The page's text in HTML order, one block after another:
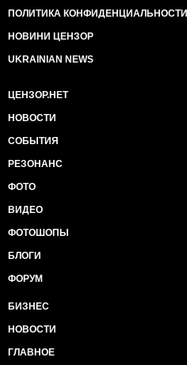
ПОЛИТИКА КОНФИДЕНЦИАЛЬНОСТИ
НОВИНИ ЦЕНЗОР
UKRAINIAN NEWS
ЦЕНЗОР.НЕТ
НОВОСТИ
СОБЫТИЯ
РЕЗОНАНС
ФОТО
ВИДЕО
ФОТОШОПЫ
БЛОГИ
ФОРУМ
БИЗНЕС
НОВОСТИ
ГЛАВНОЕ